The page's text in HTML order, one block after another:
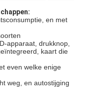
en met
apparaat, drukknop,
kaart die
even welke enige
weg, en autostijging